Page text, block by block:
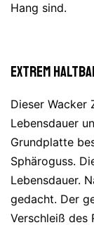
Hang sind.
Extrem
Dieser Wacker
Lebensdauer
Grundplatte
Sphäroguss.
Lebensdauer.
gedacht. Der
Verschleiß des